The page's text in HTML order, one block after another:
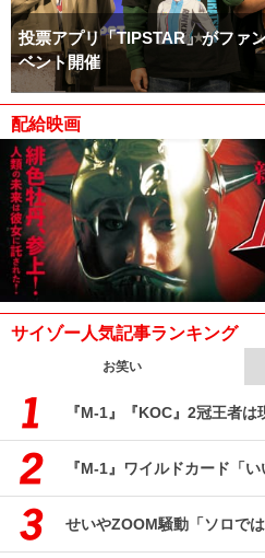
投票アプリ「TIPSTAR」がファ
ベント開催
配給映画
サイゾー人気記事ランキング
お笑い
『M-1』『KOC』2冠王者は
『M-1』ワイルドカード「
せいやZOOM騒動「ソロで